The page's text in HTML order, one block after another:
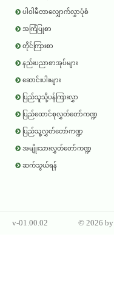
ပါဝါမီတာလျှောက်လွှာပုံစံ
အကြံပြုစာ
တိုင်ကြားစာ
နည်းပညာစာအုပ်များ
ဆောင်းပါးများ
ပြည်သူသို့ပန်ကြားလွှာ
ပြည်ထောင်စုလွှတ်တော်ကဏ္ဍ
ပြည်သူ့လွှတ်တော်ကဏ္ဍ
အမျိုးသားလွှတ်တော်ကဏ္ဍ
ဆက်သွယ်ရန်
v-01.00.02 © 2026 by